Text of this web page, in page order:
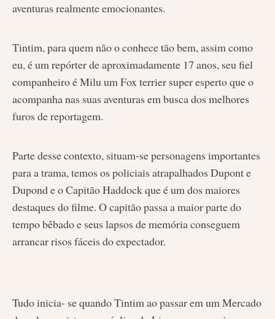
aventuras realmente emocionantes.
Tintim, para quem não o conhece tão bem, assim como
eu, é um repórter de aproximadamente 17 anos, seu fiel
companheiro é Milu um Fox terrier super esperto que o
acompanha nas suas aventuras em busca dos melhores
furos de reportagem.
Parte desse contexto, situam-se personagens importantes
para a trama, temos os policiais atrapalhados Dupont e
Dupond e o Capitão Haddock que é um dos maiores
destaques do filme. O capitão passa a maior parte do
tempo bêbado e seus lapsos de memória conseguem
arrancar risos fáceis do expectador.
Tudo inicia- se quando Tintim ao passar em um Mercado